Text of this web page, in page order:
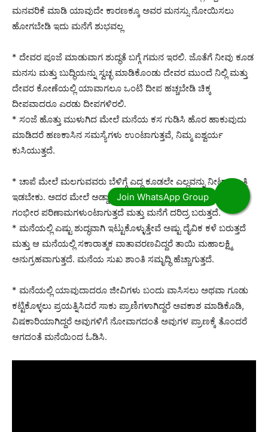
ಮನವರಿಕೆ ಮಾಡಿ ಯಾವುದೇ ಕಾರಣಕ್ಕೂ ಅವರ ಮನಸ್ಸು ನೋಯಿಸಲು
ಹೋಗಬೇಡಿ ಇದು ಮನೆಗೆ ಶುಭವಲ್ಲ
* ದೇವರ ಪೂಜೆ ಮಾಡುವಾಗ ಶುದ್ಧತೆ ಬಗ್ಗೆ ಗಮನ ಇರಲಿ. ಜೊತೆಗೆ ನೀವು ಕೂಡ
ಮನಸು ಮತ್ತು ಬುದ್ಧಿಯನ್ನು ಸ್ವಚ್ಛ ಮಾಡಿಕೊಂಡು ದೇವರ ಮುಂದೆ ನಿಲ್ಲಿ ಮತ್ತು
ದೇವರ ಕೋಣೆಯಲ್ಲಿ ಯಾವಾಗಲೂ ಒಂಟಿ ದೀಪ ಹಚ್ಚಬೇಡಿ ಚಿಕ್ಕ
ದೀಪವಾದರೂ ಎರಡು ದೀಪಗಳಿರಲಿ.
* ಸಂಜೆ ಹೊತ್ತು ಮುಳುಗಿದ ಮೇಲೆ ಮನೆಯ ಕಸ ಗುಡಿಸಿ ಹೊರ ಹಾಕುವುದು
ಮಾಡಿದರೆ ಹಣಕಾಸಿನ ಸಮಸ್ಯೆಗಳು ಉಂಟಾಗುತ್ತವೆ, ನಿಮ್ಮ ಐಶ್ವರ್ಯ
ಕುಸಿಯುತ್ತದೆ.
* ಚಾಪೆ ಮೇಲೆ ಮಲಗುವವರು ಬೆಳಿಗ್ಗೆ ಎದ್ದ ಕೂಡಲೇ ಎಲ್ಲವನ್ನು ನೀಟಾಗಿ ಎತ್ತಿ
ಇಡಬೇಕು. ಅದರ ಮೇಲೆ ಅಡ್ಡಾದಿಡ್ಡಿ ಓಡಾಡುವುದರಿಂದ ಆರೋಗ್ಯದ ಮೇಲೆ
ಗಂಭೀರ ಪರಿಣಾಮಗಳುಂಟಾಗುತ್ತದೆ ಮತ್ತು ಮನೆಗೆ ದರಿದ್ರ ಬರುತ್ತದೆ.
* ಮನೆಯಲ್ಲಿ ಎಷ್ಟು ಶುದ್ಧವಾಗಿ ಇಟ್ಟುಕೊಳ್ಳುತ್ತೇವೆ ಅಷ್ಟು ದೈವಿಕ ಕಳೆ ಬರುತ್ತದೆ
ಮತ್ತು ಆ ಮನೆಯಲ್ಲಿ ಸಕಾರಾತ್ಮಕ ವಾತಾವರಣವಿದ್ದರೆ ತಾಯಿ ಮಹಾಲಕ್ಷ್ಮಿ
ಅನುಗ್ರಹವಾಗುತ್ತದೆ. ಮನೆಯ ಸುಖ ಶಾಂತಿ ಸಮೃದ್ಧಿ ಹೆಚ್ಚಾಗುತ್ತದೆ.
* ಮನೆಯಲ್ಲಿ ಯಾವುದಾದರೂ ಜೀವಿಗಳು ಬಂದು ವಾಸಿಸಲು ಅಥವಾ ಗೂಡು
ಕಟ್ಟಿಕೊಳ್ಳಲು ಪ್ರಯತ್ನಿಸಿದರೆ ಸಾಕು ಪ್ರಾಣಿಗಳಾಗಿದ್ದರೆ ಅವಕಾಶ ಮಾಡಿಕೊಡಿ,
ವಿಷಕಾರಿಯಾಗಿದ್ದರೆ ಅವುಗಳಿಗೆ ನೋವಾಗದಂತೆ ಅವುಗಳ ಪ್ರಾಣಕ್ಕೆ ತೊಂದರೆ
ಆಗದಂತೆ ಮನೆಯಿಂದ ಓಡಿಸಿ.